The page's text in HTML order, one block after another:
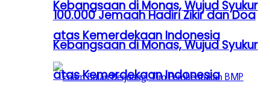
Kebangsaan di Monas, Wujud Syukur
atas Kemerdekaan Indonesia
100.000 Jemaah Hadiri Zikir dan Doa
Kebangsaan di Monas, Wujud Syukur
atas Kemerdekaan Indonesia